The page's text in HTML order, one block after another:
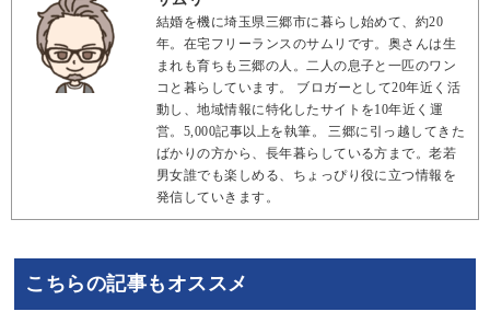
結婚を機に埼玉県三郷市に暮らし始めて、約20
年。在宅フリーランスのサムリです。奥さんは生
まれも育ちも三郷の人。二人の息子と一匹のワン
コと暮らしています。 ブロガーとして20年近く活
動し、地域情報に特化したサイトを10年近く運
営。5,000記事以上を執筆。 三郷に引っ越してきた
ばかりの方から、長年暮らしている方まで。老若
男女誰でも楽しめる、ちょっぴり役に立つ情報を
発信していきます。
こちらの記事もオススメ